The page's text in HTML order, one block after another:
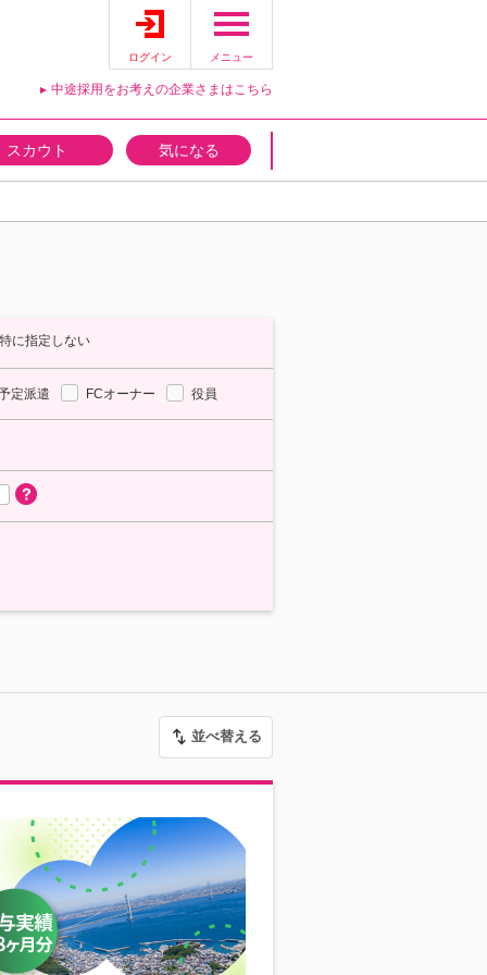
ログイン メニュー
中途採用をお考えの企業さまはこちら
スカウト 気になる
特に指定しない
定派遣 FCオーナー 役員
並べ替える